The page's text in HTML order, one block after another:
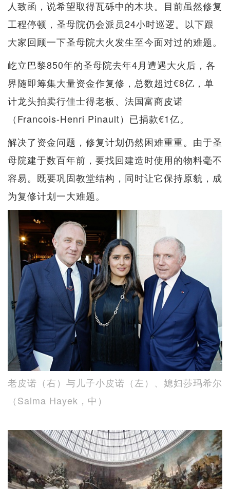
人致函，说希望取得瓦砾中的木块。目前虽然修复
工程停顿，圣母院仍会派员24小时巡逻。以下跟
大家回顾一下圣母院大火发生至今面对过的难题。
屹立巴黎850年的圣母院去年4月遭遇大火后，各
界随即筹集大量资金作复修，总数超过€8亿，单
计龙头拍卖行佳士得老板、法国富商皮诺
（Francois-Henri Pinault）已捐款€1亿。
解决了资金问题，修复计划仍然困难重重。由于圣
母院建于数百年前，要找回建造时使用的物料毫不
容易。既要巩固教堂结构，同时让它保持原貌，成
为复修计划一大难题。
老皮诺（右）与儿子小皮诺（左）、媳妇莎玛希尔
（Salma Hayek，中）